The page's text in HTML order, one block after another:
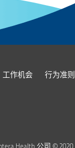
工作机会 行为准则
Health 公司 ©